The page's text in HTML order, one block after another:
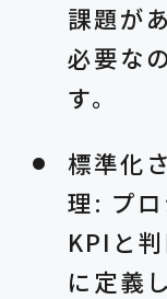
課題が
必要な
す。
標準化
理: プ
KPIと
に定義